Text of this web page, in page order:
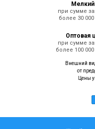
при сумме
более 30 000
Оптовая
при сумме
более 100 000
Внешний
от
Цены